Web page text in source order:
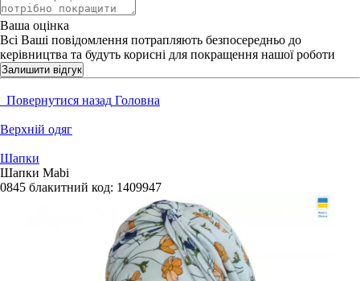
Ваша оцінка
Всі Ваші повідомлення потрапляють безпосередньо до
керівництва та будуть корисні для покращення нашої роботи
Залишити відгук
Повернутися назад Головна
Верхній одяг
Шапки
Шапки Mabi
0845 блакитний код: 1409947